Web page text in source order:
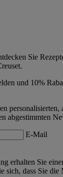
Sie
und 10%
personalisierten,
abgestimmten
E-Mail
erhalten Sie
sich, dass Sie